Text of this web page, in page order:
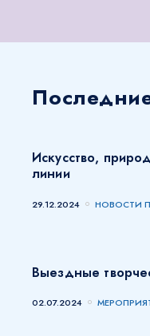
Искусство,
линии
29.12.2024 НОВОСТИ
Выездные
02.07.2024